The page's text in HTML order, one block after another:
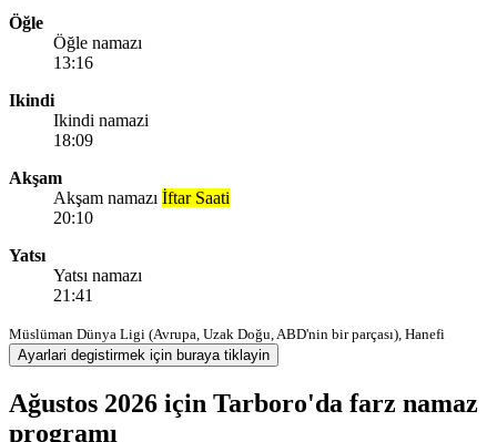
Öğle
Öğle namazı
13:16
Ikindi
Ikindi namazi
18:09
Akşam
Akşam namazı İftar Saati
20:10
Yatsı
Yatsı namazı
21:41
Müslüman Dünya Ligi (Avrupa, Uzak Doğu, ABD'nin bir parçası), Hanefi
Ayarlari degistirmek için buraya tiklayin
Ağustos 2026 için Tarboro'da farz namaz
programı